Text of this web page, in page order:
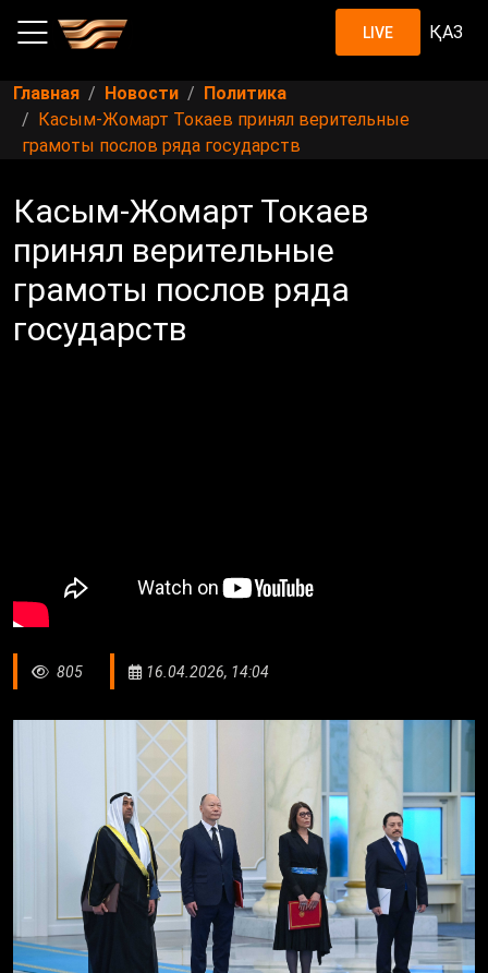
LIVE ҚАЗ
Главная Новости
Политика
Касым-Жомарт Токаев принял верительные
грамоты послов ряда государств
Касым-Жомарт Токаев
принял верительные
грамоты послов ряда
государств
805 16.04.2026, 14:04